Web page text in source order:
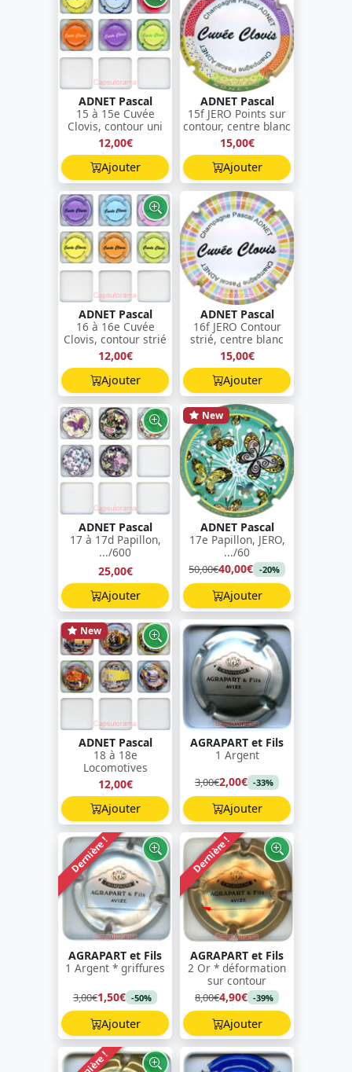
ADNET Pascal
15 à 15e Cuvée
Clovis, contour uni
12,00€
Ajouter
ADNET Pascal
15f JERO Points sur
contour, centre blanc
15,00€
Ajouter
ADNET Pascal
16 à 16e Cuvée
Clovis, contour strié
12,00€
Ajouter
ADNET Pascal
16f JERO Contour
strié, centre blanc
15,00€
Ajouter
ADNET Pascal
17 à 17d Papillon,
.../600
25,00€
Ajouter
New
ADNET Pascal
17e Papillon, JERO,
.../60
50,00€40,00€ -20%
Ajouter
New
ADNET Pascal
18 à 18e
Locomotives
12,00€
Ajouter
AGRAPART et Fils
1 Argent
3,00€2,00€ -33%
Ajouter
Dernière !
AGRAPART et Fils
1 Argent * griffures
3,00€1,50€ -50%
Ajouter
Dernière !
AGRAPART et Fils
2 Or * déformation
sur contour
8,00€4,90€ -39%
Ajouter